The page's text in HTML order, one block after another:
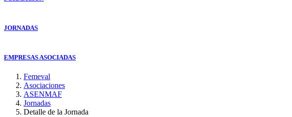
JORNADAS
EMPRESAS ASOCIADAS
Femeval
Asociaciones
ASENMAF
Jornadas
Detalle de la Jornada